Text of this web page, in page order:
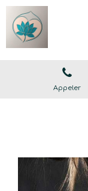
Appeler